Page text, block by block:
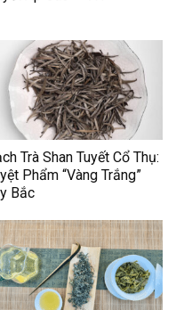
Trà Shan Tuyết Cổ Thụ:
Phẩm “Vàng Trắng”
Bắc